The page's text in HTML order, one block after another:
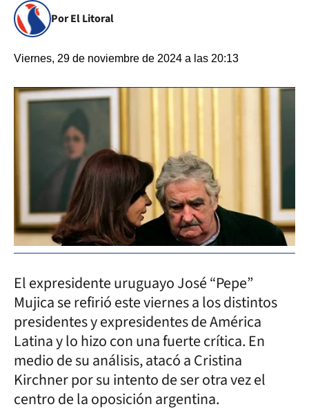
Por El Litoral
Viernes, 29 de noviembre de 2024 a las 20:13
El expresidente uruguayo José “Pepe”
Mujica se refirió este viernes a los distintos
presidentes y expresidentes de América
Latina y lo hizo con una fuerte crítica. En
medio de su análisis, atacó a Cristina
Kirchner por su intento de ser otra vez el
centro de la oposición argentina.